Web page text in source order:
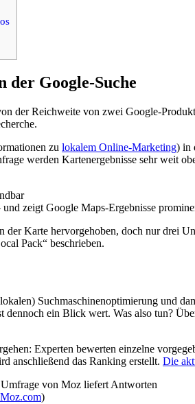
der Google-Suche
der Reichweite von zwei Google-
zu lokalem Online-Marketing) in
werden Kartenergebnisse sehr weit
zeigt Google Maps-Ergebnisse
Karte hervorgehoben, doch nur drei
Pack“ beschrieben.
Suchmaschinenoptimierung und
dennoch ein Blick wert. Was also tun?
Experten bewerten einzelne
anschließend das Ranking erstellt. Die
Moz.com)